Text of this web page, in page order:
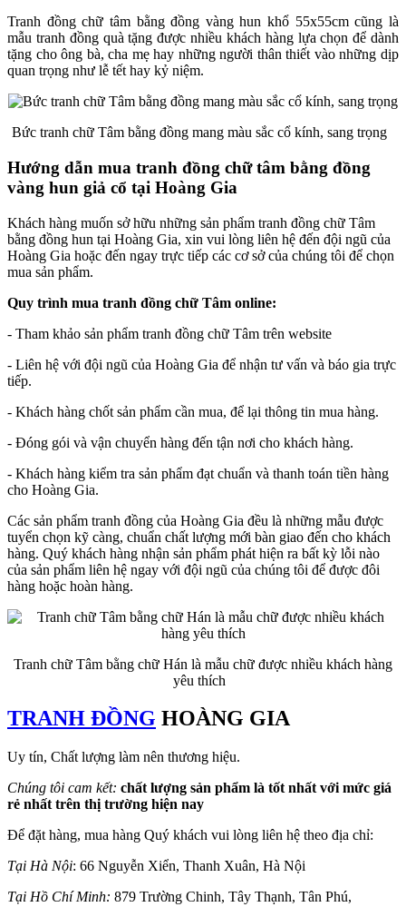
Tranh đồng chữ tâm bằng đồng vàng hun khổ 55x55cm cũng là
mẫu tranh đồng quà tặng được nhiều khách hàng lựa chọn để dành
tặng cho ông bà, cha mẹ hay những người thân thiết vào những dịp
quan trọng như lễ tết hay kỷ niệm.
Bức tranh chữ Tâm bằng đồng mang màu sắc cổ kính, sang trọng
Hướng dẫn mua tranh đồng chữ tâm bằng đồng
vàng hun giả cổ tại Hoàng Gia
Khách hàng muốn sở hữu những sản phẩm tranh đồng chữ Tâm
bằng đồng hun tại Hoàng Gia, xin vui lòng liên hệ đến đội ngũ của
Hoàng Gia hoặc đến ngay trực tiếp các cơ sở của chúng tôi để chọn
mua sản phẩm.
Quy trình mua tranh đồng chữ Tâm online:
- Tham khảo sản phẩm tranh đồng chữ Tâm trên website
- Liên hệ với đội ngũ của Hoàng Gia để nhận tư vấn và báo gia trực
tiếp.
- Khách hàng chốt sản phẩm cần mua, để lại thông tin mua hàng.
- Đóng gói và vận chuyển hàng đến tận nơi cho khách hàng.
- Khách hàng kiểm tra sản phẩm đạt chuẩn và thanh toán tiền hàng
cho Hoàng Gia.
Các sản phẩm tranh đồng của Hoàng Gia đều là những mẫu được
tuyển chọn kỹ càng, chuẩn chất lượng mới bàn giao đến cho khách
hàng. Quý khách hàng nhận sản phẩm phát hiện ra bất kỳ lỗi nào
của sản phẩm liên hệ ngay với đội ngũ của chúng tôi để được đôi
hàng hoặc hoàn hàng.
Tranh chữ Tâm bằng chữ Hán là mẫu chữ được nhiều khách hàng
yêu thích
TRANH ĐỒNG HOÀNG GIA
Uy tín, Chất lượng làm nên thương hiệu.
Chúng tôi cam kết: chất lượng sản phẩm là tốt nhất với mức giá
rẻ nhất trên thị trường hiện nay
Để đặt hàng, mua hàng Quý khách vui lòng liên hệ theo địa chỉ:
Tại Hà Nội: 66 Nguyễn Xiển, Thanh Xuân, Hà Nội
Tại Hồ Chí Minh: 879 Trường Chinh, Tây Thạnh, Tân Phú,